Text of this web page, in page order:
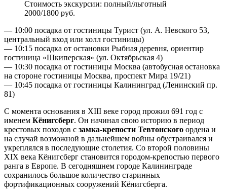
Стоимость экскурсии: полный/льготный
2000/1800 руб.
— 10:00 посадка от гостиницы Турист (ул. А. Невского 53,
центральный вход или холл гостиницы)
— 10:15 посадка от остановки Рыбная деревня, ориентир
гостиница «Шкиперская» (ул. Октябрьская 4)
— 10:30 посадка от гостиницы Москва (автобусная остановка
на стороне гостиницы Москва, проспект Мира 19/21)
— 10:45 посадка от гостиницы Калининград (Ленинский пр.
81)
С момента основания в XIII веке город прожил 691 год с
именем Кёнигсберг. Он начинал свою историю в период
крестовых походов с замка-крепости Тевтонского ордена и
на случай возможной в дальнейшем войны обустраивался и
укреплялся в последующие столетия. Со второй половины
XIX века Кёнигсберг становится городом-крепостью первого
ранга в Европе. В сегодняшнем городе Калининграде
сохранилось большое количество старинных
фортификационных сооружений Кёнигсберга.